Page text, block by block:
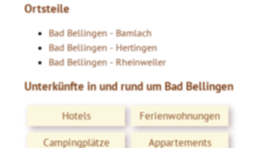
Ortsteile
Bad Bellingen - Bamlach
Bad Bellingen - Hertingen
Bad Bellingen - Rheinweiler
Unterkünfte in und rund um Bad Bellingen
Hotels
Ferienwohnungen
Campingplätze
Appartements